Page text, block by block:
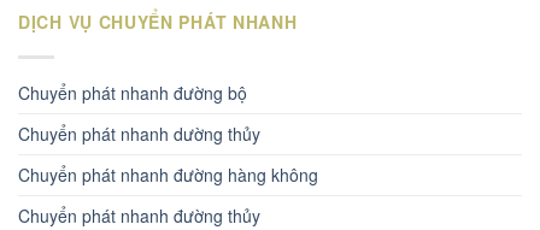
DỊCH VỤ CHUYỂN PHÁT NHANH
Chuyển phát nhanh đường bộ
Chuyển phát nhanh dường thủy
Chuyển phát nhanh đường hàng không
Chuyển phát nhanh đường thủy